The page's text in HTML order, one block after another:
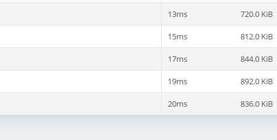
13ms 720.0 KiB
15ms 812.0 KiB
17ms 844.0 KiB
19ms 892.0 KiB
20ms 836.0 KiB